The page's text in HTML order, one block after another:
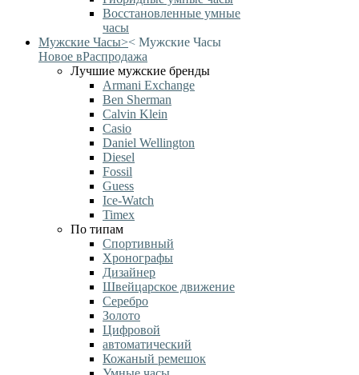
Восстановленные умные
часы
Мужские Часы>< Мужские Часы
Новое вРаспродажа
Лучшие мужские бренды
Armani Exchange
Ben Sherman
Calvin Klein
Casio
Daniel Wellington
Diesel
Fossil
Guess
Ice-Watch
Timex
По типам
Спортивный
Хронографы
Дизайнер
Швейцарское движение
Серебро
Золото
Цифровой
автоматический
Кожаный ремешок